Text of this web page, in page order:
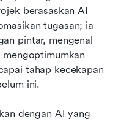
berasaskan AI
tugasan; ia
pintar, mengenal
tahap kecekapan
ini.
dengan AI yang